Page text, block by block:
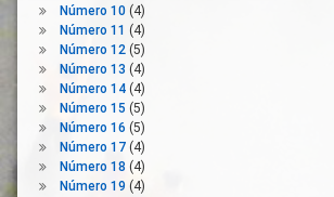
Extranjero
Familia
Fase
2
Ingreso
Mínimo
Vital
Número 10(4)
Número 11 (4)
Número 12(5)
Número 13 (4)
Número 14(4)
Número 15 (5)
Número 16 (5)
Número 17(4)
Número 18 (4)
Número 19 (4)